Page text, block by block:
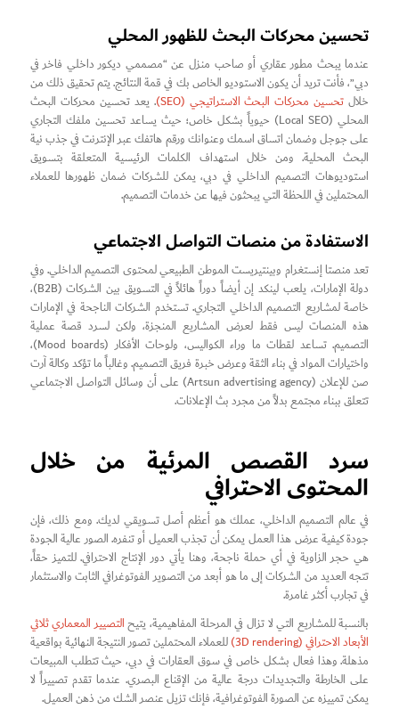
تحسين محركات البحث للظهور المحلي
عندما يبحث مطور عقاري أو صاحب منزل عن “مصممي ديكور داخلي فاخر في
دبي”، فأنت تريد أن يكون الاستوديو الخاص بك في قمة النتائج. يتم تحقيق ذلك من
خلال تحسين محركات البحث الاستراتيجي (SEO)
. يعد تحسين محركات البحث
المحلي (Local SEO) حيوياً بشكل خاص؛ حيث يساعد تحسين ملفك التجاري
على جوجل وضمان اتساق اسمك وعنوانك ورقم هاتفك عبر الإنترنت في جذب نية
البحث المحلية. ومن خلال استهداف الكلمات الرئيسية المتعلقة بتسويق
استوديوهات التصميم الداخلي في دبي، يمكن للشركات ضمان ظهورها للعملاء
المحتملين في اللحظة التي يبحثون فيها عن خدمات التصميم.
الاستفادة من منصات التواصل الاجتماعي
تعد منصتا إنستغرام وبينتيريست الموطن الطبيعي لمحتوى التصميم الداخلي. وفي
دولة الإمارات، يلعب لينكد إن أيضاً دوراً هائلاً في التسويق بين الشركات (B2B)،
خاصة لمشاريع التصميم الداخلي التجاري. تستخدم الشركات الناجحة في الإمارات
هذه المنصات ليس فقط لعرض المشاريع المنجزة، ولكن لسرد قصة عملية
التصميم. تساعد لقطات ما وراء الكواليس، ولوحات الأفكار (Mood boards)،
واختيارات المواد في بناء الثقة وعرض خبرة فريق التصميم. وغالباً ما تؤكد وكالة آرت
صن للإعلان (Artsun advertising agency) على أن وسائل التواصل الاجتماعي
تتعلق ببناء مجتمع بدلاً من مجرد بث الإعلانات.
سرد القصص المرئية من خلال
المحتوى الاحترافي
في عالم التصميم الداخلي، عملك هو أعظم أصل تسويقي لديك. ومع ذلك، فإن
جودة كيفية عرض هذا العمل يمكن أن تجذب العميل أو تنفره. الصور عالية الجودة
هي حجر الزاوية في أي حملة ناجحة، وهنا يأتي دور الإنتاج الاحترافي. للتميز حقاً،
تتجه العديد من الشركات إلى ما هو أبعد من التصوير الفوتوغرافي الثابت والاستثمار
في تجارب أكثر غامرة.
بالنسبة للمشاريع التي لا تزال في المرحلة المفاهيمية، يتيحالتصيير المعماري ثلاثي
الأبعاد الاحترافي (3D rendering)
للعملاء المحتملين تصور النتيجة النهائية بواقعية
مذهلة. وهذا فعال بشكل خاص في سوق العقارات في دبي، حيث تتطلب المبيعات
على الخارطة والتجديدات درجة عالية من الإقناع البصري. عندما تقدم تصييراً لا
يمكن تمييزه عن الصورة الفوتوغرافية، فإنك تزيل عنصر الشك من ذهن العميل.